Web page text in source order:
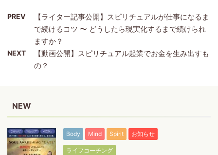
PREV
【ライター記事公開】スピリチュアルが仕事になるま
で続けるコツ 〜 どうしたら現実化するまで続けられ
ますか？
NEXT
【動画公開】スピリチュアル起業でお金を生み出すも
の？
NEW
Body Mind Spirit お知らせ
ライフコーチング